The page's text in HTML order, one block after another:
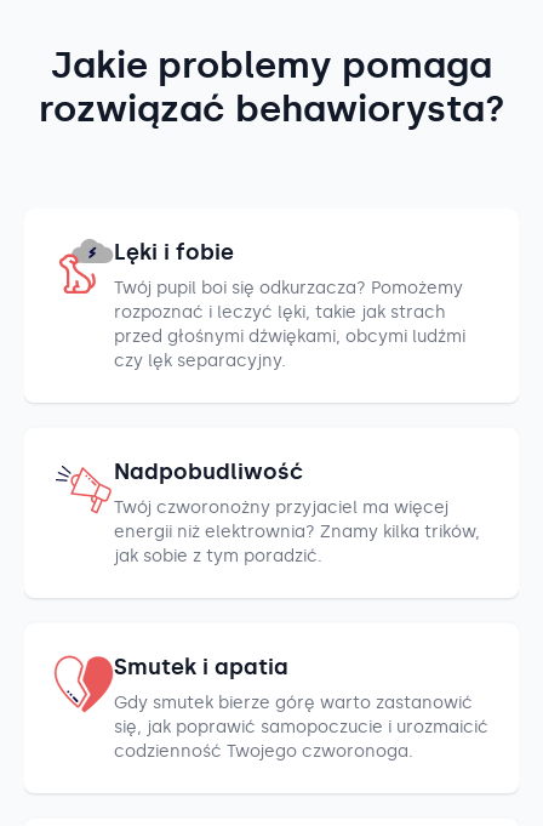
Jakie problemy pomaga
rozwiązać behawiorysta?
Lęki i fobie
Twój pupil boi się odkurzacza? Pomożemy
rozpoznać i leczyć lęki, takie jak strach
przed głośnymi dźwiękami, obcymi ludźmi
czy lęk separacyjny.
Nadpobudliwość
Twój czworonożny przyjaciel ma więcej
energii niż elektrownia? Znamy kilka trików,
jak sobie z tym poradzić.
Smutek i apatia
Gdy smutek bierze górę warto zastanowić
się, jak poprawić samopoczucie i urozmaicić
codzienność Twojego czworonoga.